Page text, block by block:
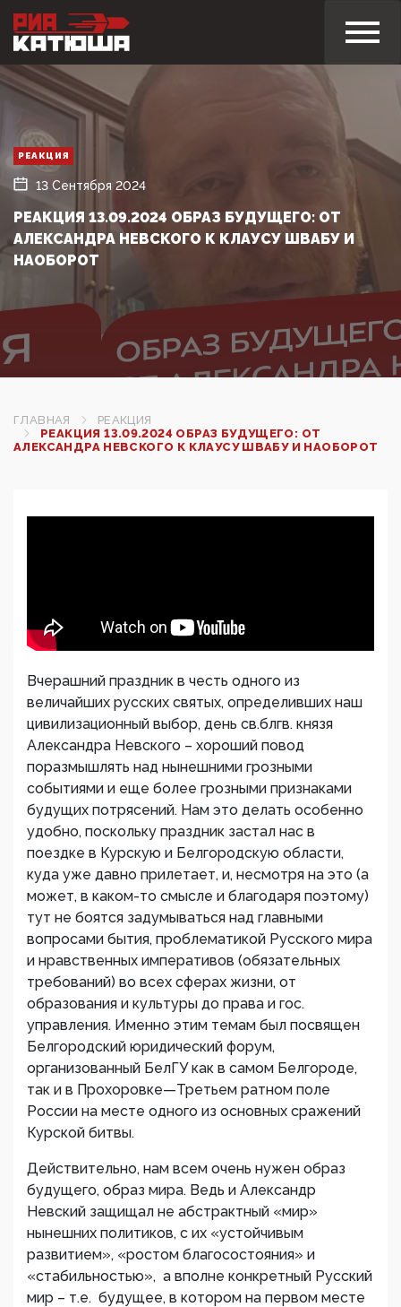
РЕАКЦИЯ
13 Сентября 2024
РЕАКЦИЯ 13.09.2024 ОБРАЗ БУДУЩЕГО: ОТ
АЛЕКСАНДРА НЕВСКОГО К КЛАУСУ ШВАБУ И
НАОБОРОТ
ГЛАВНАЯ
РЕАКЦИЯ
РЕАКЦИЯ 13.09.2024 ОБРАЗ БУДУЩЕГО: ОТ
АЛЕКСАНДРА НЕВСКОГО К КЛАУСУ ШВАБУ И НАОБОРОТ
Вчерашний праздник в честь одного из
величайших русских святых, определивших наш
цивилизационный выбор, день св.блгв. князя
Александра Невского – хороший повод
поразмышлять над нынешними грозными
событиями и еще более грозными признаками
будущих потрясений. Нам это делать особенно
удобно, поскольку праздник застал нас в
поездке в Курскую и Белгородскую области,
куда уже давно прилетает, и, несмотря на это (а
может, в каком-то смысле и благодаря поэтому)
тут не боятся задумываться над главными
вопросами бытия, проблематикой Русского мира
и нравственных императивов (обязательных
требований) во всех сферах жизни, от
образования и культуры до права и гос.
управления. Именно этим темам был посвящен
Белгородский юридический форум,
организованный БелГУ как в самом Белгороде,
так и в Прохоровке—Третьем ратном поле
России на месте одного из основных сражений
Курской битвы.
Действительно, нам всем очень нужен образ
будущего, образ мира. Ведь и Александр
Невский защищал не абстрактный «мир»
нынешних политиков, с их «устойчивым
развитием», «ростом благосостояния» и
«стабильностью», а вполне конкретный Русский
мир – т.е. будущее, в котором на первом месте